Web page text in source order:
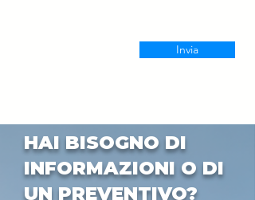
Invia
HAI BISOGNO DI
INFORMAZIONI O DI
UN PREVENTIVO?